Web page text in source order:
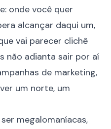
onde você quer
alcançar daqui um,
vai parecer clichê
não adianta sair por aí
de marketing,
um norte, um
megalomaníacas,